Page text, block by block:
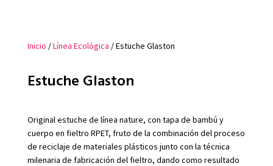
Inicio /Línea Ecológica / Estuche Glaston
Estuche Glaston
Original estuche de línea nature, con tapa de bambú y
cuerpo en fieltro RPET, fruto de la combinación del proceso
de reciclaje de materiales plásticos junto con la técnica
milenaria de fabricación del fieltro, dando como resultado